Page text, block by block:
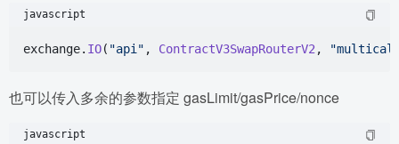
javascript
exchange. IO( "api" , ContractV3SwapRouterV2 ,
也可以传入多余的参数指定 gasLimit/gasPrice/nonce
javascript